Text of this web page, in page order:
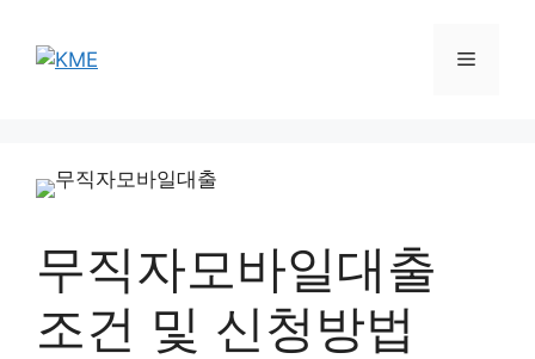
메
무직자모바일대출
조건 및 신청방법